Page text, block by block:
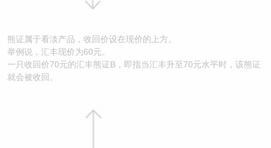
熊证属于看淡产品，收回价设在现价的上方。
举例说，汇丰现价为60元。
一只收回价70元的汇丰熊证B，即指当汇丰升至70元水平时，该熊证
就会被收回。